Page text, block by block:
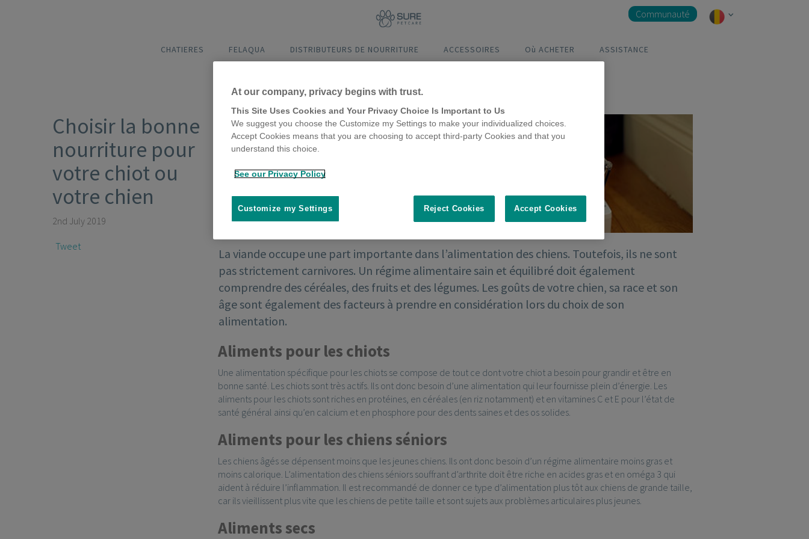
CHATIERES FELAQUA DISTRIBUTEURS DE NOURRITURE ACCESSOIRES Où ACHETER ASSISTANCE
Communauté
Choisir la bonne
nourriture pour
votre chiot ou
votre chien
2nd July 2019
Tweet
La viande occupe une part importante dans l’alimentation des chiens. Toutefois, ils ne sont
pas strictement carnivores. Un régime alimentaire sain et équilibré doit également
comprendre des céréales, des fruits et des légumes. Les goûts de votre chien, sa race et son
âge sont également des facteurs à prendre en considération lors du choix de son
alimentation.
Aliments pour les chiots
Une alimentation spécifique pour les chiots se compose de tout ce dont votre chiot a besoin pour grandir et être en
bonne santé. Les chiots sont très actifs. Ils ont donc besoin d’une alimentation qui leur fournisse plein d’énergie. Les
aliments pour les chiots sont riches en protéines, en céréales (en riz notamment) et en vitamines C et E pour l’état de
santé général ainsi qu’en calcium et en phosphore pour des dents saines et des os solides.
Aliments pour les chiens séniors
Les chiens âgés se dépensent moins que les jeunes chiens. Ils ont donc besoin d’un régime alimentaire moins gras et
moins calorique. L’alimentation des chiens séniors souffrant d’arthrite doit être riche en acides gras et en oméga 3 qui
aident à réduire l’inflammation. Il est recommandé de donner ce type d’alimentation plus tôt aux chiens de grande taille,
car ils vieillissent plus vite que les chiens de petite taille et sont sujets aux problèmes articulaires plus jeunes.
Aliments secs
At our company, privacy begins with trust.
This Site Uses Cookies and Your Privacy Choice Is Important to Us
We suggest you choose the Customize my Settings to make your individualized choices.
Accept Cookies means that you are choosing to accept third-party Cookies and that you
understand this choice.
See our Privacy Policy
Reject Cookies Accept Cookies
Customize my Settings